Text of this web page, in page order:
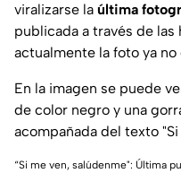
viralizarse la última
publicada a través de
actualmente la foto ya
En la imagen se puede
de color negro y una
acompañada del texto
“Si me ven, salúdenme": Última